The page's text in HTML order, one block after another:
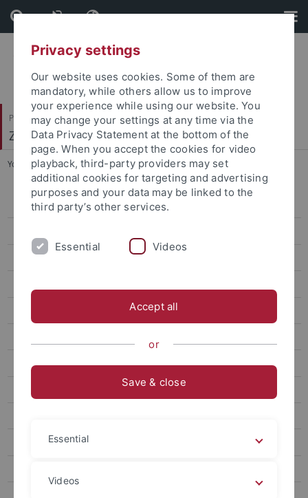
Skip
to
content
Skip
to
footer
Philosophische Fakultät
Zeitgeschichte
You are here: Startseite ... Essifi, Lena
Personen A bis Z
Baumann, Ansbert
Hammel, Kassandra
Kienle, Amrei
Privacy settings
Our website uses cookies. Some of them are
mandatory, while others allow us to improve
your experience while using our website. You
may change your settings at any time via the
Data Privacy Statement at the bottom of the
page. When you accept the cookies for video
playback, third-party providers may set
additional cookies for targeting and advertising
purposes and your data may be linked to the
third party’s other services.
Essential Videos
Accept all
or
Save & close
Essential
Videos